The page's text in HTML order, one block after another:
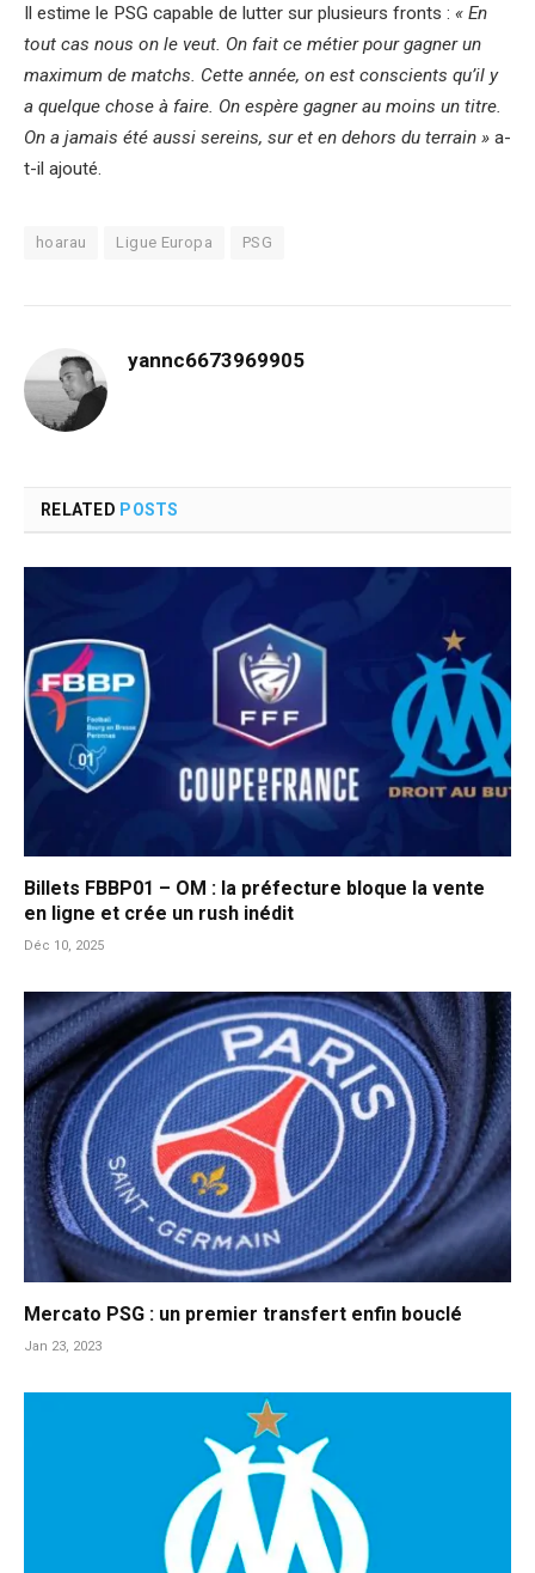
Il estime le PSG capable de lutter sur plusieurs fronts : « En
tout cas nous on le veut. On fait ce métier pour gagner un
maximum de matchs. Cette année, on est conscients qu’il y
a quelque chose à faire. On espère gagner au moins un titre.
On a jamais été aussi sereins, sur et en dehors du terrain » a-
t-il ajouté.
hoarau Ligue Europa PSG
yannc6673969905
RELATED POSTS
Billets FBBP01 – OM : la préfecture bloque la vente
en ligne et crée un rush inédit
Déc 10, 2025
Mercato PSG : un premier transfert enfin bouclé
Jan 23, 2023